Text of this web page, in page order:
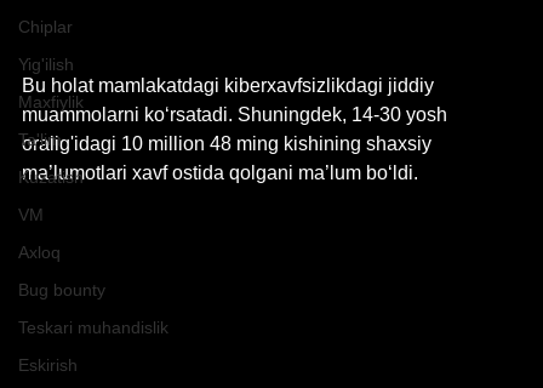
Chiplar
Yig'ilish
Maxfiylik
Ta'lim
Kuzatish
VM
Axloq
Bug bounty
Teskari muhandislik
Eskirish
Bu holat mamlakatdagi kiberxavfsizlikdagi jiddiy
muammolarni ko‘rsatadi. Shuningdek, 14-30 yosh
oralig'idagi 10 million 48 ming kishining shaxsiy
ma’lumotlari xavf ostida qolgani ma’lum bo‘ldi.